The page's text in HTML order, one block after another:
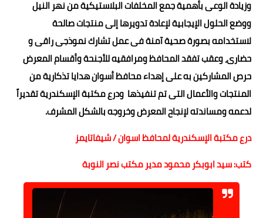
وزيادة الوعى بأهمية جمع المخلفات البلاستيكية من نهر النيل
ووضع الحلول الإيجابية لإعادة تدويرها إلى منتجات صالحة
لاستخدامه بصورة صحية آمنة فى عمل تشارك نموذجى راقى و
حضارى، وعقب تفقد المحافظ ومرافقيه للأجنحة وأقسام المعرض
حرص المشاركين به على إهداء محافظ أسوان هدايا تذكارية من
المنتجات والأعمال التى تم تنفيذها ودرع مكتبة الإسكندرية تقديراً
لدعمه ومساندته لإنجاح المعرض وخروجه بالشكل المشرف.
درع مكتبة الإسكندرية لمحافظ اسوان / شيفاتايمز
كتب: سيد ابوبكر محمود مدير مكتب نصر النوبة